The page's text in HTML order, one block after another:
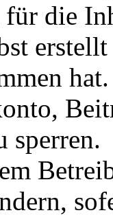
die
sperren.